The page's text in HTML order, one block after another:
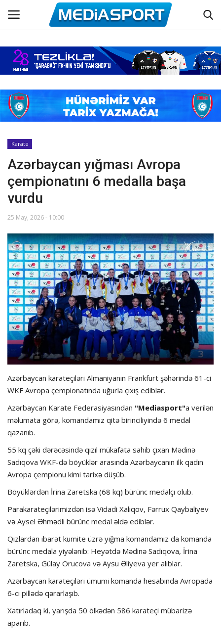
Əsas
Azərbaycan futbolu
Maraqlı
Əlaqə
Haqqımızda
Köşə yazıları
Dünya futbolu
Hadisə
Olimpiada
Layihə
Formula 1
İdman növləri
Karate
Azərbaycan yığması Avropa
çempionatını 6 medalla başa
vurdu
25 May, 2026 - 10:00
Azərbaycan karateçiləri Almaniyanın Frankfurt şəhərində 61-ci
WKF Avropa çempionatında uğurla çıxış ediblər.
Azərbaycan Karate Federasiyasından "Mediasport"a verilən
məlumata görə, komandamız qitə birinciliyində 6 medal
qazanıb.
55 kq çəki dərəcəsində qızıl mükafata sahib çıxan Mədinə
Sadıqova WKF-də böyüklər arasında Azərbaycanın ilk qadın
Avropa çempionu kimi tarixə düşüb.
Böyüklərdən İrina Zaretska (68 kq) bürünc medalçı olub.
Parakarateçilərimizdən isə Vidadi Xalıqov, Fərrux Qaybaliyev
və Aysel Əhmədli bürünc medal əldə ediblər.
Qızlardan ibarət kumite üzrə yığma komandamız da komanda
bürünc medala yiyələnib: Heyətdə Mədinə Sadıqova, İrina
Zaretska, Gülay Orucova və Aysu Əliyeva yer alıblar.
Azərbaycan karateçiləri ümumi komanda hesabında Avropada
6-cı pillədə qərarlaşıb.
Xatırladaq ki, yarışda 50 ölkədən 586 karateçi mübarizə
aparıb.